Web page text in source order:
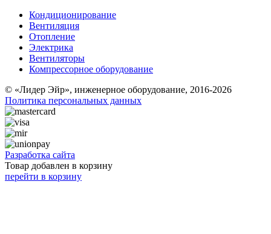
Кондиционирование
Вентиляция
Отопление
Электрика
Вентиляторы
Компрессорное оборудование
© «Лидер Эйр», инженерное оборудование, 2016-2026
Политика персональных данных
Разработка сайта
Товар добавлен в корзину
перейти в корзину